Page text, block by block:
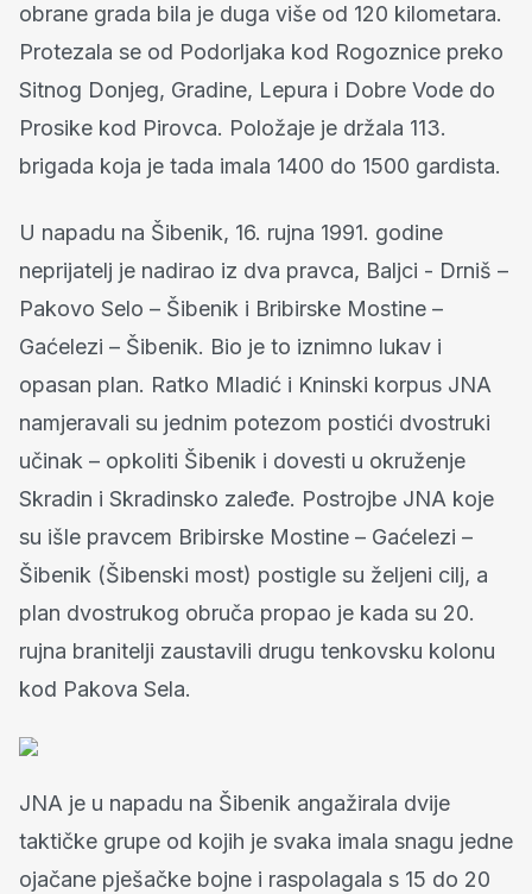
obrane grada bila je duga više od 120 kilometara.
Protezala se od Podorljaka kod Rogoznice preko
Sitnog Donjeg, Gradine, Lepura i Dobre Vode do
Prosike kod Pirovca. Položaje je držala 113.
brigada koja je tada imala 1400 do 1500 gardista.
U napadu na Šibenik, 16. rujna 1991. godine
neprijatelj je nadirao iz dva pravca, Baljci - Drniš –
Pakovo Selo – Šibenik i Bribirske Mostine –
Gaćelezi – Šibenik. Bio je to iznimno lukav i
opasan plan. Ratko Mladić i Kninski korpus JNA
namjeravali su jednim potezom postići dvostruki
učinak – opkoliti Šibenik i dovesti u okruženje
Skradin i Skradinsko zaleđe. Postrojbe JNA koje
su išle pravcem Bribirske Mostine – Gaćelezi –
Šibenik (Šibenski most) postigle su željeni cilj, a
plan dvostrukog obruča propao je kada su 20.
rujna branitelji zaustavili drugu tenkovsku kolonu
kod Pakova Sela.
JNA je u napadu na Šibenik angažirala dvije
taktičke grupe od kojih je svaka imala snagu jedne
ojačane pješačke bojne i raspolagala s 15 do 20